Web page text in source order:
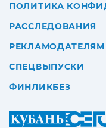
ПОЛИТИКА
РАССЛЕДОВАНИЯ
РЕКЛАМОДАТЕЛЯМ
СПЕЦВЫПУСКИ
ФИНЛИКБЕЗ